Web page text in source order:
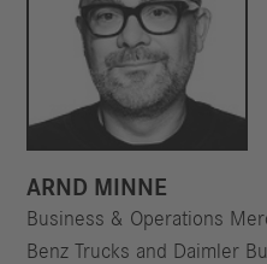
ARND MINNE
Business & Operations
Benz Trucks and Daimler